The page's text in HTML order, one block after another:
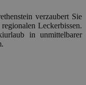
verzaubert Sie
Leckerbissen.
in unmittelbarer